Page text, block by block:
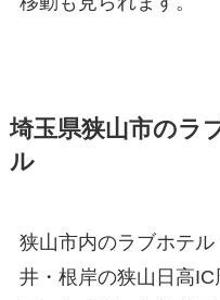
埼玉県狭山市のラ
ル
狭山市内のラブホテ
井・根岸の狭山日高